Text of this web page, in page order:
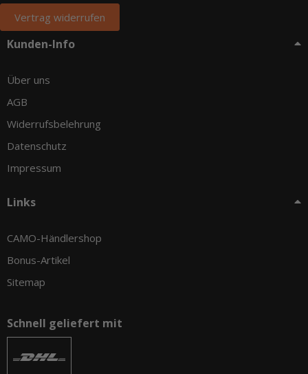
Vertrag widerrufen
Kunden-Info
Über uns
AGB
Widerrufsbelehrung
Datenschutz
Impressum
Links
CAMO-Händlershop
Bonus-Artikel
Sitemap
Schnell geliefert mit